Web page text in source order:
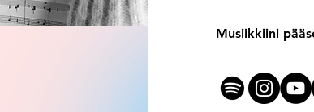
Musiikkiini